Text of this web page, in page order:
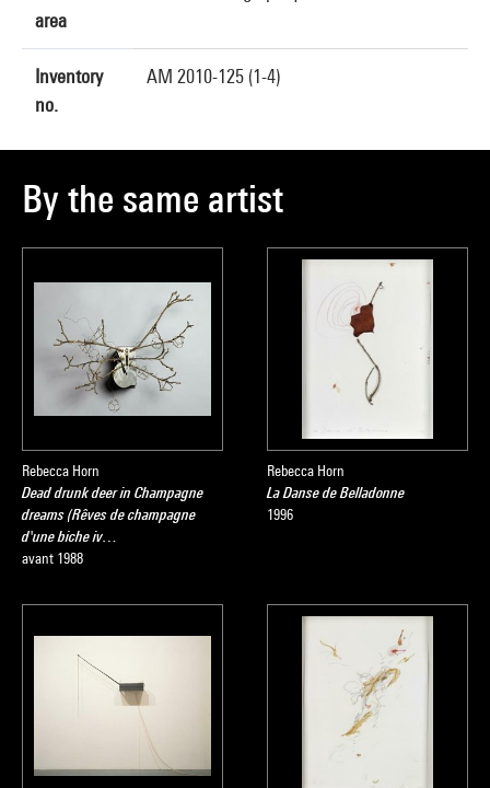
area
Inventory
no.
AM 2010-125 (1-4)
By the same artist
Rebecca Horn
Dead drunk deer in Champagne
dreams (Rêves de champagne
d'une biche iv…
avant 1988
Rebecca Horn
La Danse de Belladonne
1996